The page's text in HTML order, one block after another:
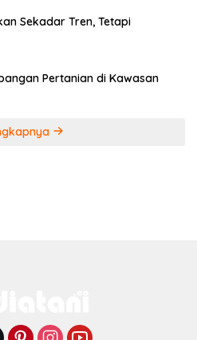
Sekadar Tren, Tetapi
Pertanian di Kawasan